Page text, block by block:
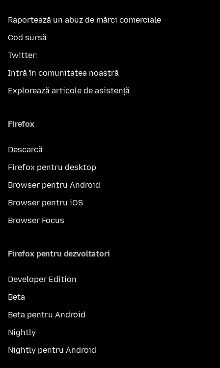
Raportează un abuz de mărci comerciale
Cod sursă
Twitter:
Intră în comunitatea noastră
Explorează articole de asistență
Firefox
Descarcă
Firefox pentru desktop
Browser pentru Android
Browser pentru iOS
Browser Focus
Firefox pentru dezvoltatori
Developer Edition
Beta
Beta pentru Android
Nightly
Nightly pentru Android